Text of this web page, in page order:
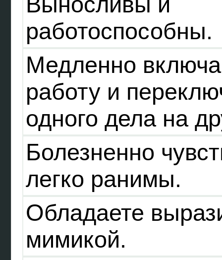
работоспособны.
Медленно
работу и
одного дела на
Болезненно
легко ранимы.
Обладаете
мимикой.